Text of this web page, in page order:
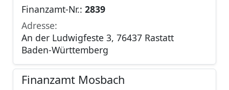
Finanzamt-Nr.: 2839
Adresse:
An der Ludwigfeste 3, 76437 Rastatt
Baden-Württemberg
Finanzamt Mosbach